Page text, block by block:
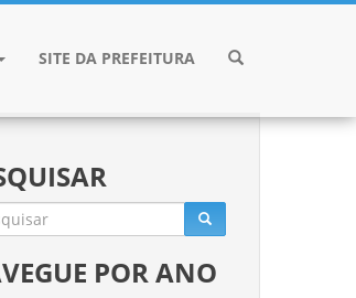
SITE DA PREFEITURA
POR ANO